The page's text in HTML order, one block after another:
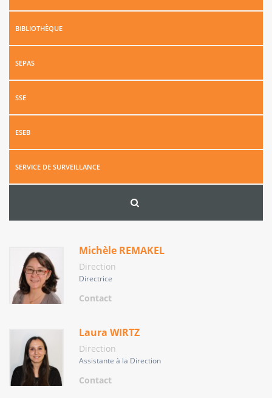
BIBLIOTHÈQUE
SEPAS
SSE
ESEB
SERVICE DE SURVEILLANCE
Michèle REMAKEL
Direction
Directrice
Contact
Laura WIRTZ
Direction
Assistante à la Direction
Contact